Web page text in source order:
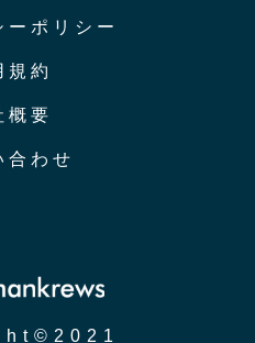
ーポリシー
規約
概要
合わせ
©︎2021